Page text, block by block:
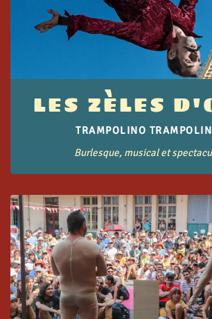
LES ZÈLES
TRAMPOLINO
Burlesque, musical et